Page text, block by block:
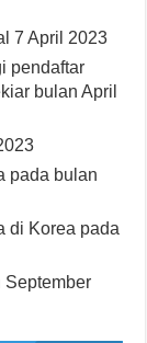
7 April 2023
pendaftar
bulan April
pada bulan
di Korea pada
September